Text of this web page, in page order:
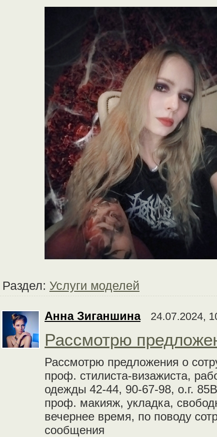
Раздел: Услуги моделей
Анна Зиганшина 24.07.2024,
Рассмотрю
Рассмотрю предложения о
проф. стилиста-визажиста,
одежды 42-44, 90-67-98, о.г.
проф. макияж, укладка,
вечернее время, по поводу
сообщения